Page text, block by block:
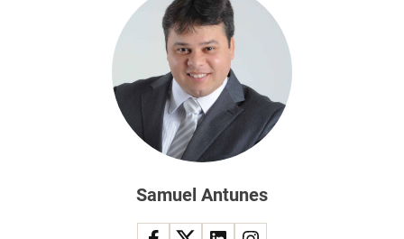
Samuel Antunes